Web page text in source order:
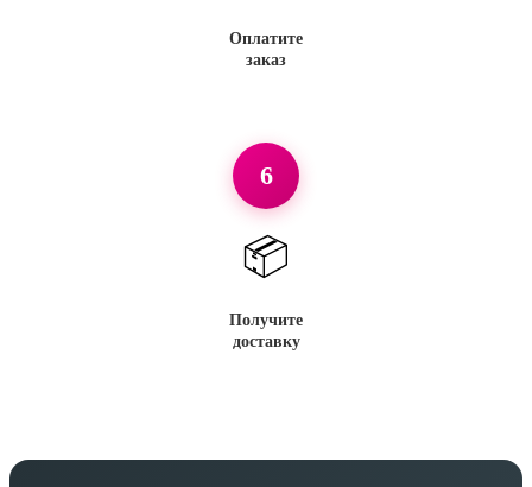
Оплатите
заказ
6
📦
Получите
доставку